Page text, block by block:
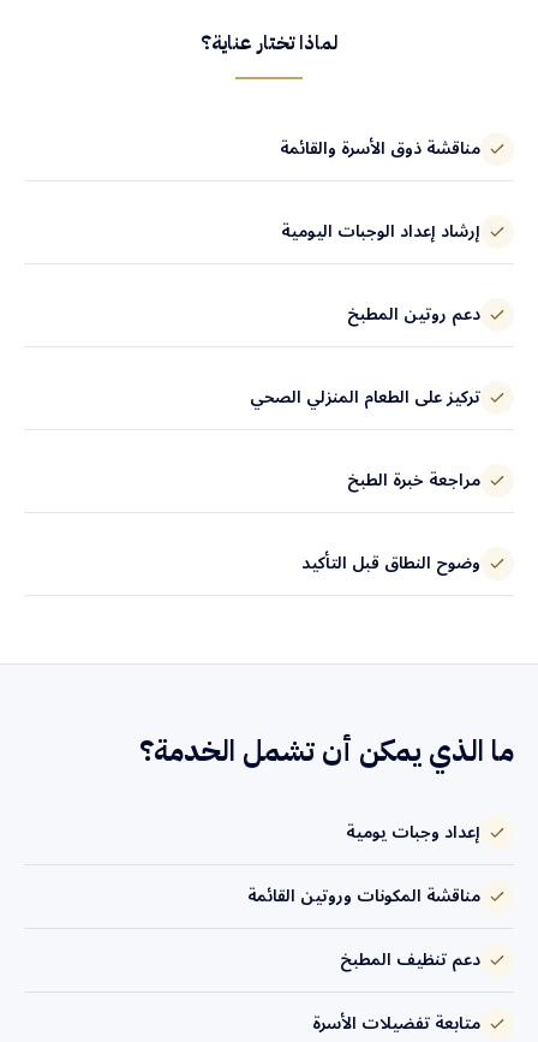
لماذا تختار عناية؟
مناقشة ذوق الأسرة والقائمة
إرشاد إعداد الوجبات اليومية
دعم روتين المطبخ
تركيز على الطعام المنزلي الصحي
مراجعة خبرة الطبخ
وضوح النطاق قبل التأكيد
ما الذي يمكن أن تشمل الخدمة؟
إعداد وجبات يومية
مناقشة المكونات وروتين القائمة
دعم تنظيف المطبخ
متابعة تفضيلات الأسرة